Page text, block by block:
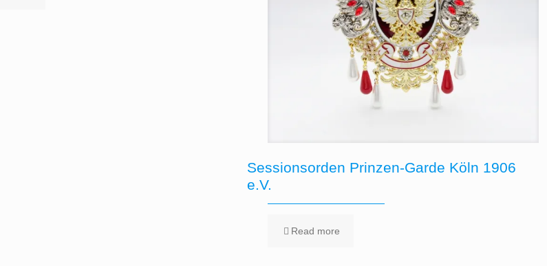
Sessionsorden Prinzen-Garde Köln 1906
e.V.
Read more